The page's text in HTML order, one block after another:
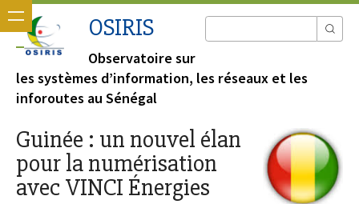
OSIRIS
Observatoire sur
les systèmes d’information, les réseaux et les
inforoutes au Sénégal
Guinée : un nouvel élan
pour la numérisation
avec VINCI Énergies